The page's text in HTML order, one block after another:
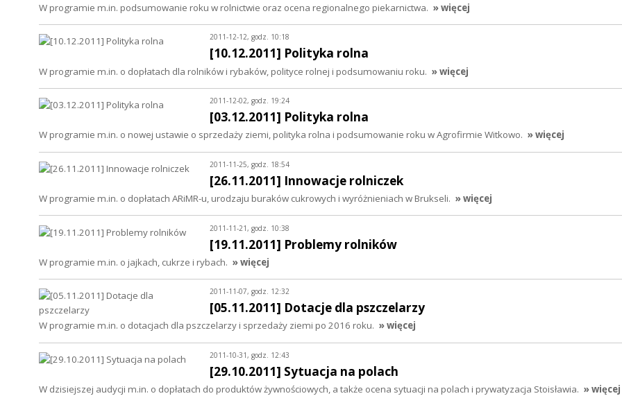
W programie m.in. podsumowanie roku w rolnictwie oraz ocena regionalnego piekarnictwa. » więcej
2011-12-12, godz. 10:18
[10.12.2011] Polityka rolna
W programie m.in. o dopłatach dla rolników i rybaków, polityce rolnej i podsumowaniu roku. » więcej
2011-12-02, godz. 19:24
[03.12.2011] Polityka rolna
W programie m.in. o nowej ustawie o sprzedaży ziemi, polityka rolna i podsumowanie roku w Agrofirmie Witkowo. » więcej
2011-11-25, godz. 18:54
[26.11.2011] Innowacje rolniczek
W programie m.in. o dopłatach ARiMR-u, urodzaju buraków cukrowych i wyróżnieniach w Brukseli. » więcej
2011-11-21, godz. 10:38
[19.11.2011] Problemy rolników
W programie m.in. o jajkach, cukrze i rybach. » więcej
2011-11-07, godz. 12:32
[05.11.2011] Dotacje dla pszczelarzy
W programie m.in. o dotacjach dla pszczelarzy i sprzedaży ziemi po 2016 roku. » więcej
2011-10-31, godz. 12:43
[29.10.2011] Sytuacja na polach
W dzisiejszej audycji m.in. o dopłatach do produktów żywnościowych, a także ocena sytuacji na polach i prywatyzacja Stoisławia. » więcej